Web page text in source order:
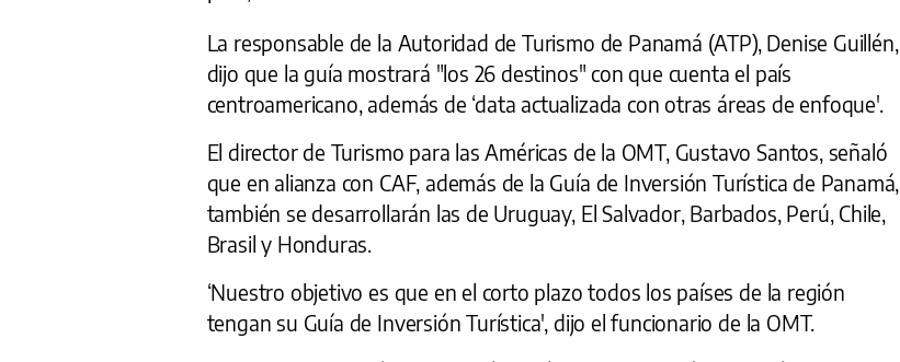
La responsable de la Autoridad de Turismo de Panamá (ATP), Denise Guillén,
dijo que la guía mostrará "los 26 destinos" con que cuenta el país
centroamericano, además de ‘data actualizada con otras áreas de enfoque'.
El director de Turismo para las Américas de la OMT, Gustavo Santos, señaló
que en alianza con CAF, además de la Guía de Inversión Turística de Panamá,
también se desarrollarán las de Uruguay, El Salvador, Barbados, Perú, Chile,
Brasil y Honduras.
‘Nuestro objetivo es que en el corto plazo todos los países de la región
tengan su Guía de Inversión Turística', dijo el funcionario de la OMT.